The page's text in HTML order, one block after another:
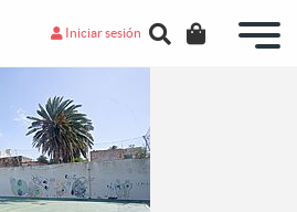
Iniciar sesión